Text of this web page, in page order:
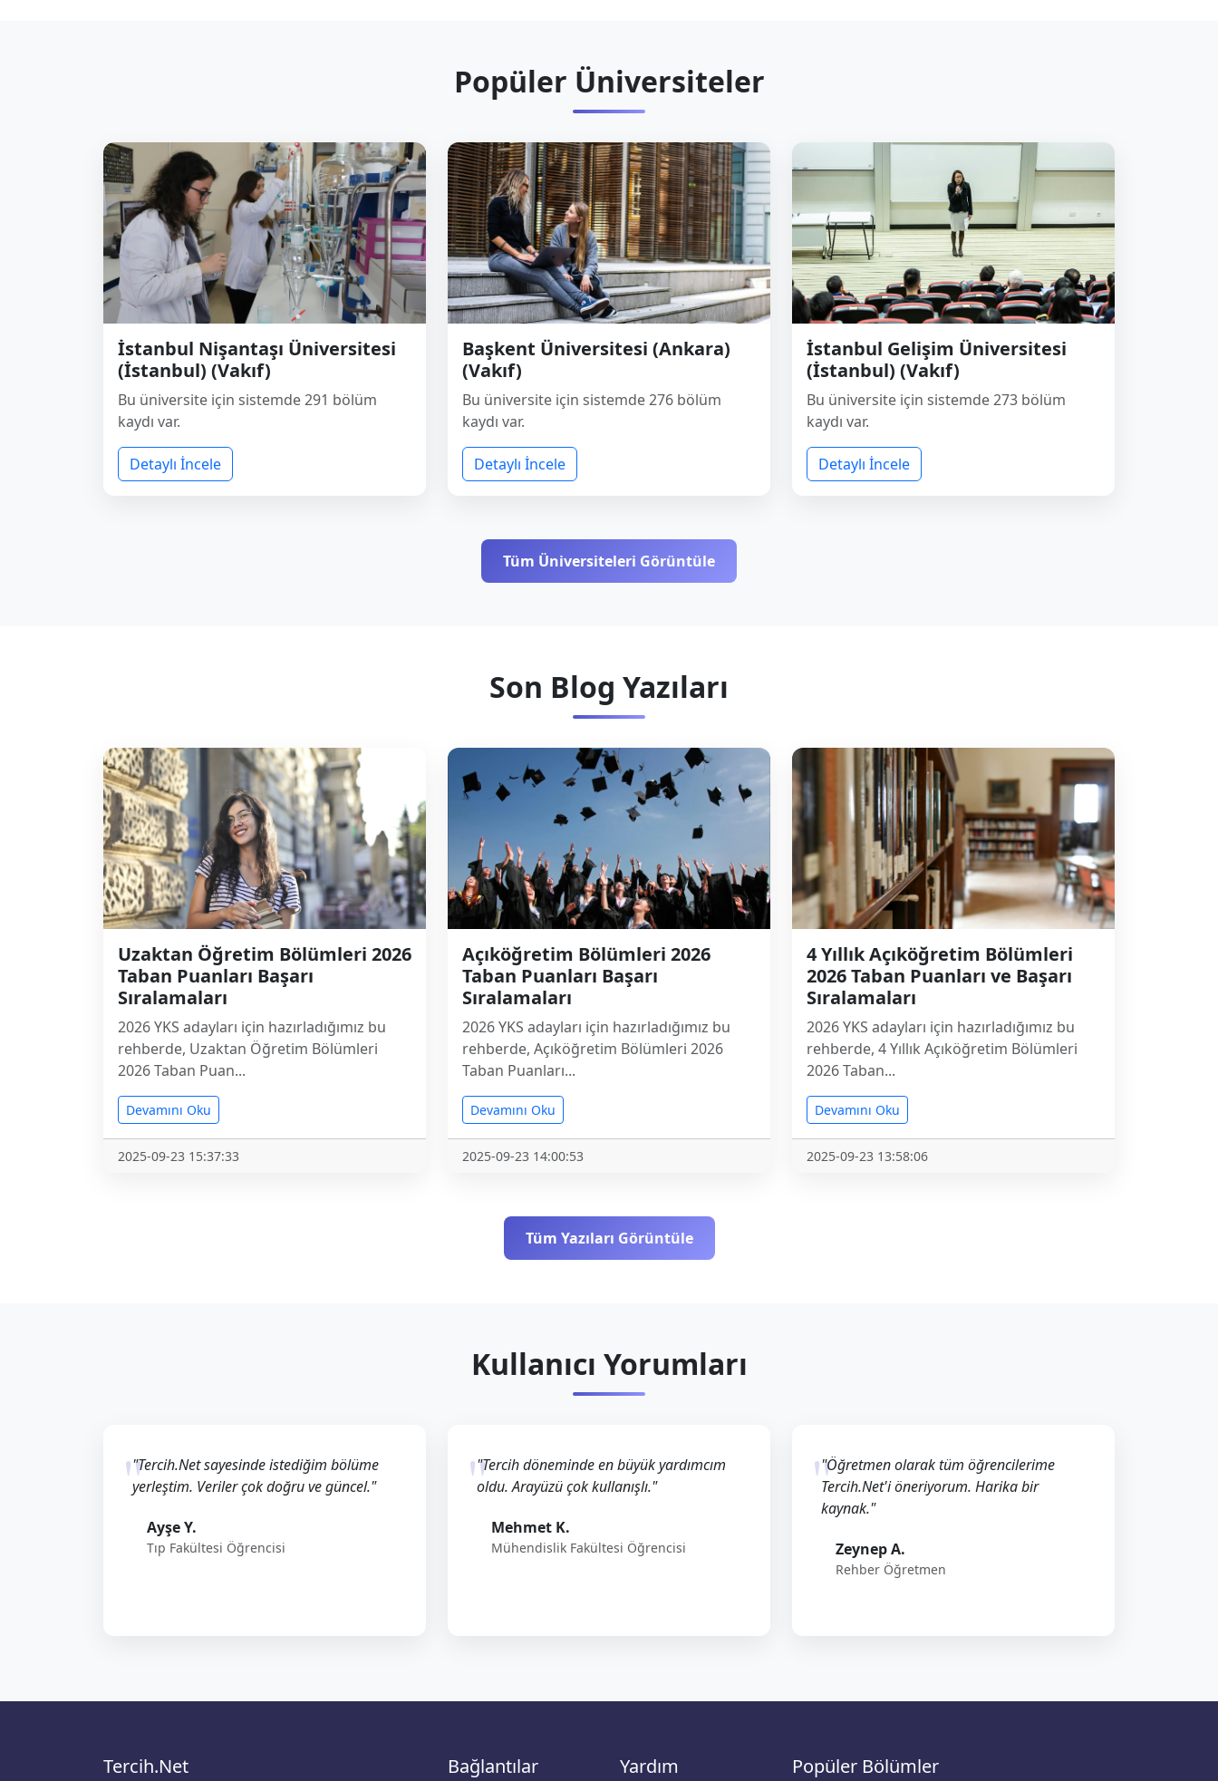
Popüler Üniversiteler
İstanbul Nişantaşı Üniversitesi
(İstanbul) (Vakıf)
Bu üniversite için sistemde 291 bölüm
kaydı var.
Detaylı İncele
Başkent Üniversitesi (Ankara)
(Vakıf)
Bu üniversite için sistemde 276 bölüm
kaydı var.
Detaylı İncele
İstanbul Gelişim Üniversitesi
(İstanbul) (Vakıf)
Bu üniversite için sistemde 273 bölüm
kaydı var.
Detaylı İncele
Tüm Üniversiteleri Görüntüle
Son Blog Yazıları
Uzaktan Öğretim Bölümleri 2026
Taban Puanları Başarı
Sıralamaları
2026 YKS adayları için hazırladığımız bu
rehberde, Uzaktan Öğretim Bölümleri
2026 Taban Puan...
Devamını Oku
2025-09-23 15:37:33
Açıköğretim Bölümleri 2026
Taban Puanları Başarı
Sıralamaları
2026 YKS adayları için hazırladığımız bu
rehberde, Açıköğretim Bölümleri 2026
Taban Puanları...
Devamını Oku
2025-09-23 14:00:53
4 Yıllık Açıköğretim Bölümleri
2026 Taban Puanları ve Başarı
Sıralamaları
2026 YKS adayları için hazırladığımız bu
rehberde, 4 Yıllık Açıköğretim Bölümleri
2026 Taban...
Devamını Oku
2025-09-23 13:58:06
Tüm Yazıları Görüntüle
Kullanıcı Yorumları
"Tercih.Net sayesinde istediğim bölüme
yerleştim. Veriler çok doğru ve güncel."
Ayşe Y.
Tıp Fakültesi Öğrencisi
"Tercih döneminde en büyük yardımcım
oldu. Arayüzü çok kullanışlı."
Mehmet K.
Mühendislik Fakültesi Öğrencisi
"Öğretmen olarak tüm öğrencilerime
Tercih.Net'i öneriyorum. Harika bir
kaynak."
Zeynep A.
Rehber Öğretmen
Tercih.Net Bağlantılar Yardım Popüler Bölümler